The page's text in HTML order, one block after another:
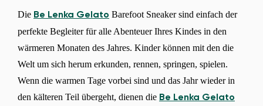
Die Be Lenka Gelato Barefoot Sneaker sind einfach der
perfekte Begleiter für alle Abenteuer Ihres Kindes in den
wärmeren Monaten des Jahres. Kinder können mit den die
Welt um sich herum erkunden, rennen, springen, spielen.
Wenn die warmen Tage vorbei sind und das Jahr wieder in
den kälteren Teil übergeht, dienen die Be Lenka Gelato